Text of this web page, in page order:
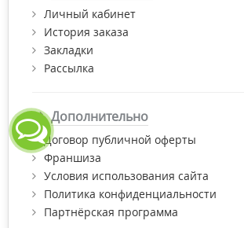
Личный кабинет
История заказа
Закладки
Рассылка
Дополнительно
Договор публичной оферты
Франшиза
Условия использования сайта
Политика конфиденциальности
Партнёрская программа